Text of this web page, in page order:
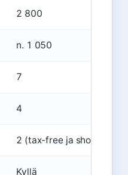
2 800
n. 1 050
7
4
2 (tax-free ja shop)
Kyllä